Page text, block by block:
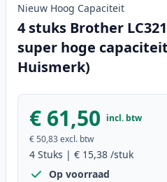
Nieuw Hoog Capaciteit
4 stuks Brother
super hoge
Huismerk)
€ 61,50 incl. btw
€ 50,83excl. btw
4 Stuks | € 15,38 /stuk
Op voorraad